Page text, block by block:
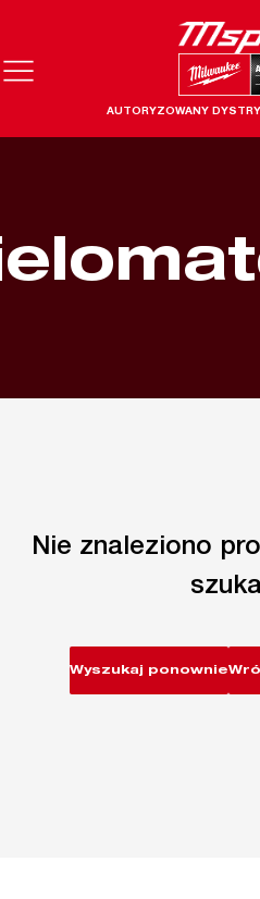
AUTORYZOWANY
Nie znaleziono
Wyszukaj ponownie